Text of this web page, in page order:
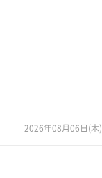
2026年08月06日(木)